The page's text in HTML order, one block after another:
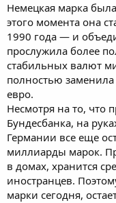
Немецкая марка
этого момента она
1990 года — и
прослужила более
стабильных валют
полностью
евро.
Несмотря на то, что
Бундесбанка, на
Германии все еще
миллиарды марок.
в домах, хранится
иностранцев.
марки сегодня,